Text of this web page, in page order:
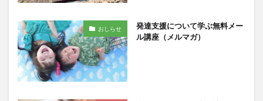
おしらせ
発達支援について学ぶ無料メー
ル講座（メルマガ）